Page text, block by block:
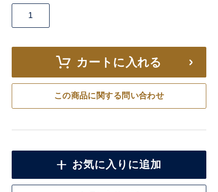
カートに入れる
この商品に関する問い合わせ
お気に入りに追加